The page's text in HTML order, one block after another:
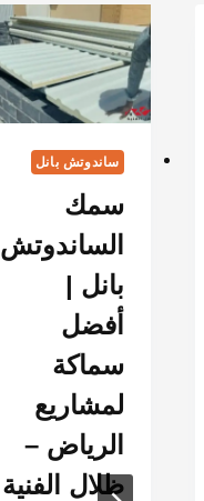
ساندوتش بانل
سمك
الساندوتش
بانل |
أفضل
سماكة
لمشاريع
الرياض –
ظلال الفنية